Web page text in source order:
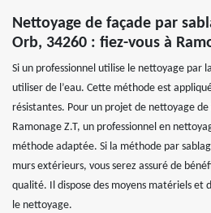
Nettoyage de façade par
Orb, 34260 : fiez-vous à
Si un professionnel utilise le nettoyage par
utiliser de l’eau. Cette méthode est
résistantes. Pour un projet de nettoyage de
Ramonage Z.T, un professionnel en
méthode adaptée. Si la méthode par
murs extérieurs, vous serez assuré de
qualité. Il dispose des moyens matériels et
le nettoyage.